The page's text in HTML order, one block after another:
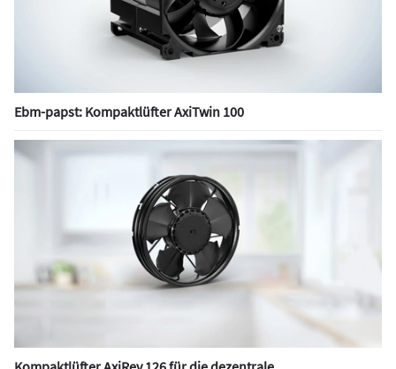
Ebm-papst: Kompaktlüfter AxiTwin 100